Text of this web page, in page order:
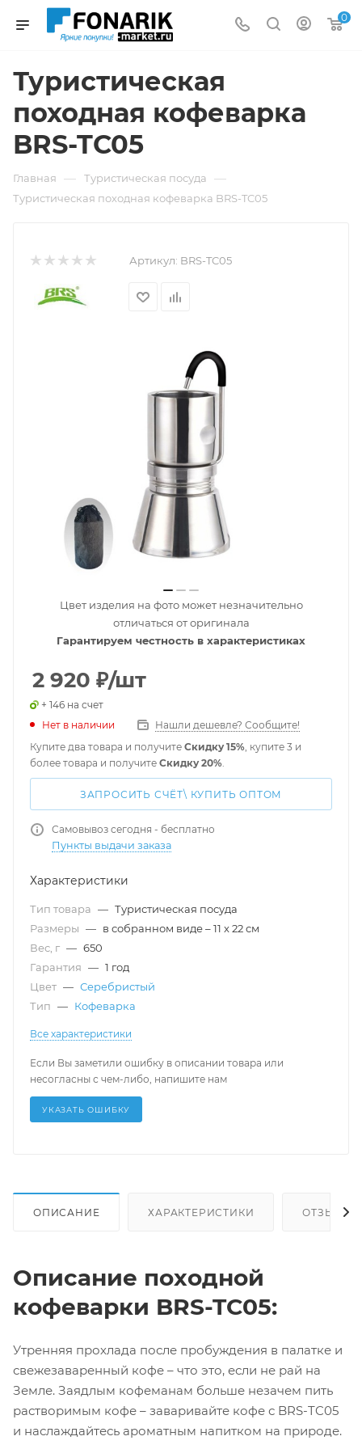
0
Туристическая
походная кофеварка
BRS-TC05
Главная — Туристическая посуда —
Туристическая походная кофеварка BRS-TC05
Артикул: BRS-TC05
Цвет изделия на фото может незначительно
отличаться от оригинала
Гарантируем честность в характеристиках
2 920 ₽/шт
+ 146 на счет
Нет в наличии
Нашли дешевле? Сообщите!
Купите два товара и получите Скидку 15%, купите 3 и
более товара и получите Скидку 20%.
ЗАПРОСИТЬ СЧЁТ\ КУПИТЬ ОПТОМ
Самовывоз сегодня - бесплатно
Пункты выдачи заказа
Характеристики
Тип товара — Туристическая посуда
Размеры — в собранном виде – 11 x 22 см
Вес, г — 650
Гарантия — 1 год
Цвет — Серебристый
Тип — Кофеварка
Все характеристики
Если Вы заметили ошибку в описании товара или
несогласны с чем-либо, напишите нам
УКАЗАТЬ ОШИБКУ
ОПИСАНИЕ ХАРАКТЕРИСТИКИ ОТЗЫВЫ
Описание походной
кофеварки BRS-TC05:
Утренняя прохлада после пробуждения в палатке и
свежезаваренный кофе – что это, если не рай на
Земле. Заядлым кофеманам больше незачем пить
растворимым кофе – заваривайте кофе с BRS-TC05
и наслаждайтесь ароматным напитком на природе.